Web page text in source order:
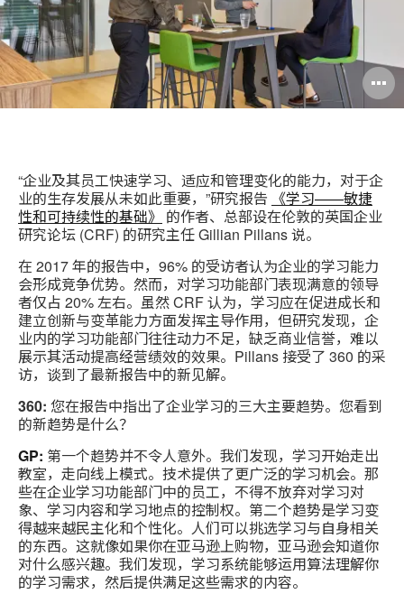
“企业及其员工快速学习、适应和管理变化的能力，对于企
业的生存发展从未如此重要，”研究报告 《学习——敏捷
性和可持续性的基础》 的作者、总部设在伦敦的英国企业
研究论坛 (CRF) 的研究主任 Gillian Pillans 说。
在 2017 年的报告中，96% 的受访者认为企业的学习能力
会形成竞争优势。然而，对学习功能部门表现满意的领导
者仅占 20% 左右。虽然 CRF 认为，学习应在促进成长和
建立创新与变革能力方面发挥主导作用，但研究发现，企
业内的学习功能部门往往动力不足，缺乏商业信誉，难以
展示其活动提高经营绩效的效果。Pillans 接受了 360 的采
访，谈到了最新报告中的新见解。
360: 您在报告中指出了企业学习的三大主要趋势。您看到
的新趋势是什么？
GP: 第一个趋势并不令人意外。我们发现，学习开始走出
教室，走向线上模式。技术提供了更广泛的学习机会。那
些在企业学习功能部门中的员工，不得不放弃对学习对
象、学习内容和学习地点的控制权。第二个趋势是学习变
得越来越民主化和个性化。人们可以挑选学习与自身相关
的东西。这就像如果你在亚马逊上购物，亚马逊会知道你
对什么感兴趣。我们发现，学习系统能够运用算法理解你
的学习需求，然后提供满足这些需求的内容。